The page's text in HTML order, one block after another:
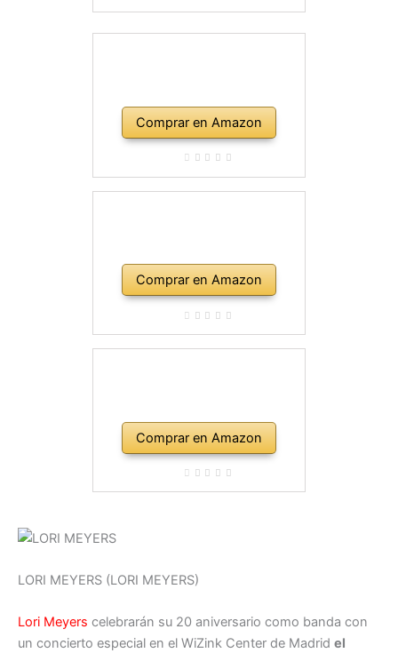
Comprar en Amazon
Comprar en Amazon
Comprar en Amazon
LORI MEYERS (LORI MEYERS)
Lori Meyers celebrarán su 20 aniversario como banda con
un concierto especial en el WiZink Center de Madrid el